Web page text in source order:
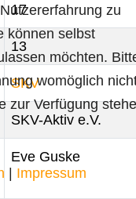
17
13
SKV
SKV-Aktiv e.V.
Eve Guske
zu
können selbst
möchten.
womöglich
zur Verfügung
| Impressum